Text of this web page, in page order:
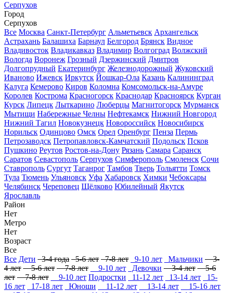
Серпухов
Город
Серпухов
Все Москва Санкт-Петербург Альметьевск Архангельск
Астрахань Балашиха Барнаул Белгород Брянск Видное
Владивосток Владикавказ Владимир Волгоград Волжский
Вологда Воронеж Грозный Дзержинский Дмитров
Долгопрудный Екатеринбург Железнодорожный Жуковский
Иваново Ижевск Иркутск Йошкар-Ола Казань Калининград
Калуга Кемерово Киров Коломна Комсомольск-на-Амуре
Королев Кострома Красногорск Краснодар Красноярск Курган
Курск Липецк Лыткарино Люберцы Магнитогорск Мурманск
Мытищи Набережные Челны Нефтекамск Нижний Новгород
Нижний Тагил Новокузнецк Новороссийск Новосибирск
Норильск Одинцово Омск Орел Оренбург Пенза Пермь
Петрозаводск Петропавловск-Камчатский Подольск Псков
Пушкино Реутов Ростов-на-Дону Рязань Самара Саранск
Саратов Севастополь Серпухов Симферополь Смоленск Сочи
Ставрополь Сургут Таганрог Тамбов Тверь Тольятти Томск
Тула Тюмень Ульяновск Уфа Хабаровск Химки Чебоксары
Челябинск Череповец Щёлково Юбилейный Якутск
Ярославль
Район
Нет
Метро
Нет
Возраст
Все
Все Дети 3-4 года 5-6 лет 7-8 лет 9-10 лет Мальчики 3-
4 лет 5-6 лет 7-8 лет 9-10 лет Девочки 3-4 лет 5-6
лет 7-8 лет 9-10 лет Подростки 11-12 лет 13-14 лет
15-
16 лет
17-18 лет Юноши 11-12 лет 13-14 лет
15-16 лет